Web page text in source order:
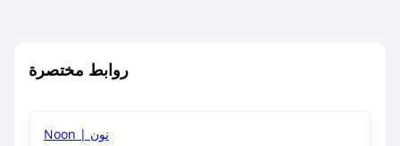
روابط مختصرة
Noon | نون